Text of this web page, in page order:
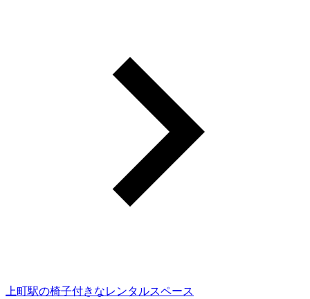
上町駅の椅子付きなレンタルスペース